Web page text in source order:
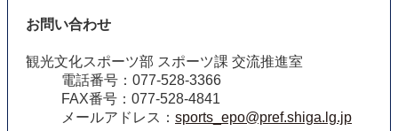
お問い合わせ
観光文化スポーツ部 スポーツ課 交流推進室
電話番号：077-528-3366
FAX番号：077-528-4841
メールアドレス： sports_epo@pref.shiga.lg.jp